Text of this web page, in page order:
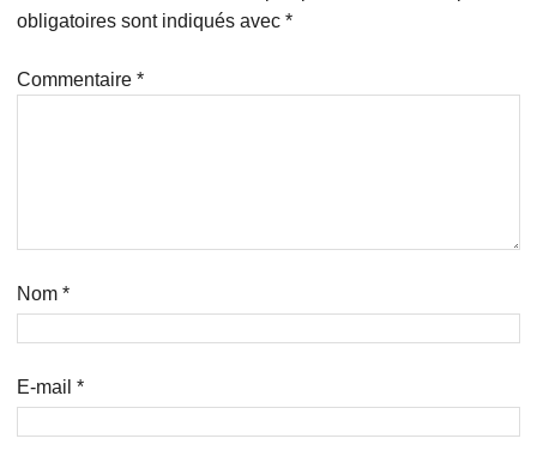
obligatoires sont indiqués avec *
Commentaire *
Nom *
E-mail *